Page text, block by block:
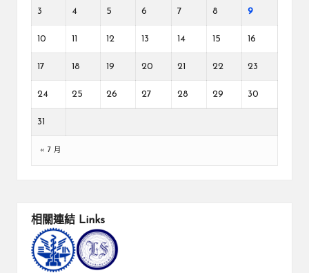
3 4 5 6 7 8 9
10 11 12 13 14 15 16
17 18 19 20 21 22 23
24 25 26 27 28 29 30
31
« 7 月
相關連結 Links